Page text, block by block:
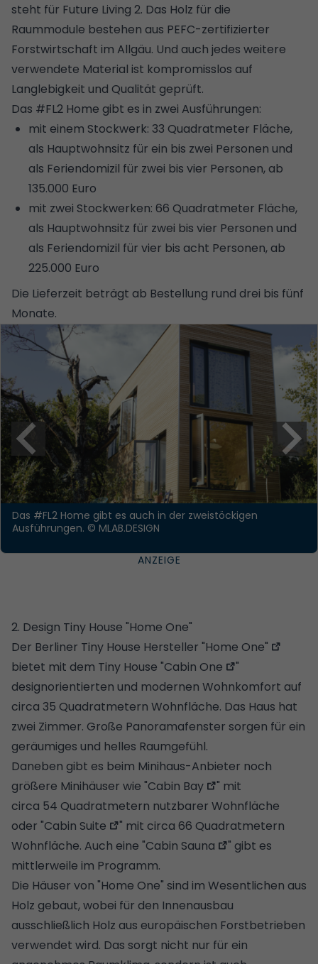
steht für Future Living 2. Das Holz für die
Raummodule bestehen aus PEFC-zertifizierter
Forstwirtschaft im Allgäu. Und auch jedes weitere
verwendete Material ist kompromisslos auf
Langlebigkeit und Qualität geprüft.
Das #FL2 Home gibt es in zwei Ausführungen:
mit einem Stockwerk: 33 Quadratmeter Fläche,
als Hauptwohnsitz für ein bis zwei Personen und
als Feriendomizil für zwei bis vier Personen, ab
135.000 Euro
mit zwei Stockwerken: 66 Quadratmeter Fläche,
als Hauptwohnsitz für zwei bis vier Personen und
als Feriendomizil für vier bis acht Personen, ab
225.000 Euro
Die Lieferzeit beträgt ab Bestellung rund drei bis fünf
Monate.
Das #FL2 Home gibt es auch in der zweistöckigen
Ausführungen. © MLAB.DESIGN
2. Design Tiny House "Home One"
Der Berliner Tiny House Hersteller "Home One"
bietet mit dem Tiny House "Cabin One
"
designorientierten und modernen Wohnkomfort auf
circa 35 Quadratmetern Wohnfläche. Das Haus hat
zwei Zimmer. Große Panoramafenster sorgen für ein
geräumiges und helles Raumgefühl.
Daneben gibt es beim Minihaus-Anbieter noch
größere Minihäuser wie "Cabin Bay
" mit
circa 54 Quadratmetern nutzbarer Wohnfläche
oder "Cabin Suite
" mit circa 66 Quadratmetern
Wohnfläche. Auch eine "Cabin Sauna
" gibt es
mittlerweile im Programm.
Die Häuser von "Home One" sind im Wesentlichen aus
Holz gebaut, wobei für den Innenausbau
ausschließlich Holz aus europäischen Forstbetrieben
verwendet wird. Das sorgt nicht nur für ein